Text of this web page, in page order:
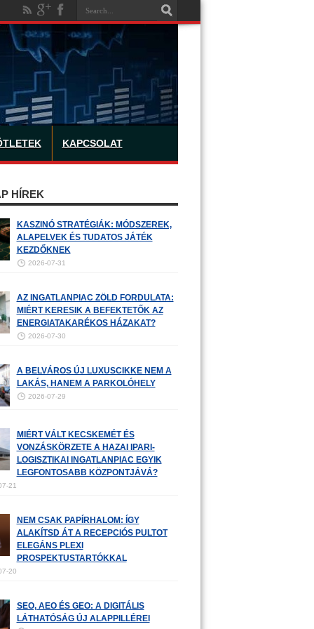
KAPCSOLAT
HÍREK
KASZINÓ STRATÉGIÁK: MÓDSZEREK,
ALAPELVEK ÉS TUDATOS JÁTÉK
KEZDŐKNEK
2026-07-31
AZ INGATLANPIAC ZÖLD FORDULATA:
MIÉRT KERESIK A BEFEKTETŐK AZ
ENERGIATAKARÉKOS HÁZAKAT?
2026-07-30
A BELVÁROS ÚJ LUXUSCIKKE NEM A
LAKÁS, HANEM A PARKOLÓHELY
2026-07-29
MIÉRT VÁLT KECSKEMÉT ÉS
VONZÁSKÖRZETE A HAZAI IPARI-
LOGISZTIKAI INGATLANPIAC EGYIK
LEGFONTOSABB KÖZPONTJÁVÁ?
21
NEM CSAK PAPÍRHALOM: ÍGY
ALAKÍTSD ÁT A RECEPCIÓS PULTOT
ELEGÁNS PLEXI
PROSPEKTUSTARTÓKKAL
20
SEO, AEO ÉS GEO: A DIGITÁLIS
LÁTHATÓSÁG ÚJ ALAPPILLÉREI